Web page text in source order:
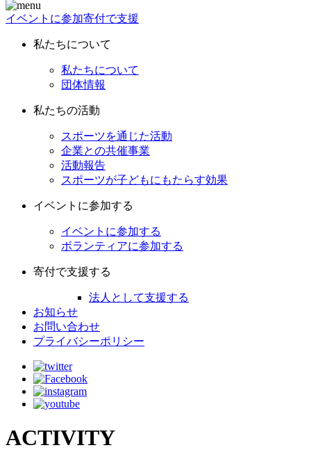
イベントに参加寄付で支援
私たちについて
私たちについて
団体情報
私たちの活動
スポーツを通じた活動
企業との共催事業
活動報告
スポーツが子どもにもたらす効果
イベントに参加する
イベントに参加する
ボランティアに参加する
寄付で支援する
法人として支援する
お知らせ
お問い合わせ
プライバシーポリシー
ACTIVITY